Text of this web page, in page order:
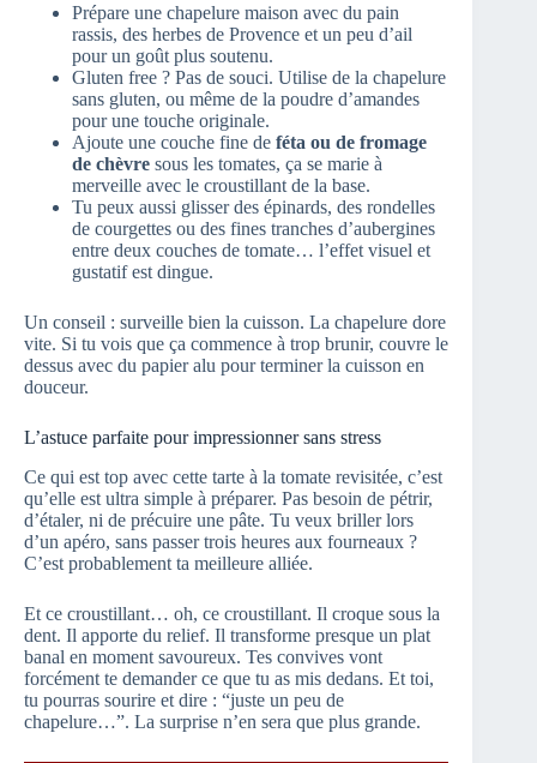
Prépare une chapelure maison avec du pain
rassis, des herbes de Provence et un peu d’ail
pour un goût plus soutenu.
Gluten free ? Pas de souci. Utilise de la chapelure
sans gluten, ou même de la poudre d’amandes
pour une touche originale.
Ajoute une couche fine de féta ou de fromage
de chèvre sous les tomates, ça se marie à
merveille avec le croustillant de la base.
Tu peux aussi glisser des épinards, des rondelles
de courgettes ou des fines tranches d’aubergines
entre deux couches de tomate… l’effet visuel et
gustatif est dingue.
Un conseil : surveille bien la cuisson. La chapelure dore
vite. Si tu vois que ça commence à trop brunir, couvre le
dessus avec du papier alu pour terminer la cuisson en
douceur.
L’astuce parfaite pour impressionner sans stress
Ce qui est top avec cette tarte à la tomate revisitée, c’est
qu’elle est ultra simple à préparer. Pas besoin de pétrir,
d’étaler, ni de précuire une pâte. Tu veux briller lors
d’un apéro, sans passer trois heures aux fourneaux ?
C’est probablement ta meilleure alliée.
Et ce croustillant… oh, ce croustillant. Il croque sous la
dent. Il apporte du relief. Il transforme presque un plat
banal en moment savoureux. Tes convives vont
forcément te demander ce que tu as mis dedans. Et toi,
tu pourras sourire et dire : “juste un peu de
chapelure…”. La surprise n’en sera que plus grande.